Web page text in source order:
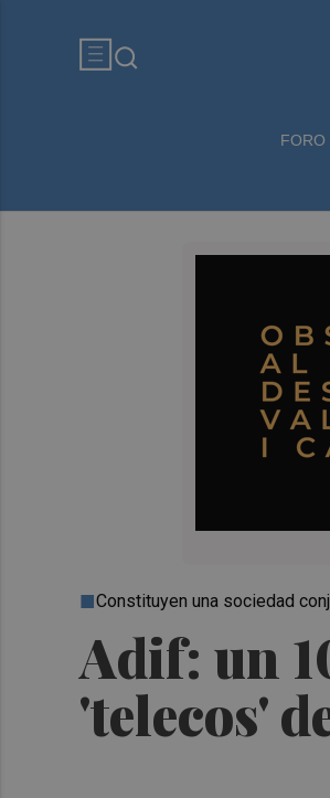
FORO
Adif: un
'telecos'
Constituyen una sociedad